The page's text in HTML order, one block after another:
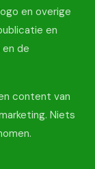
en overige
en
de
content van
Niets